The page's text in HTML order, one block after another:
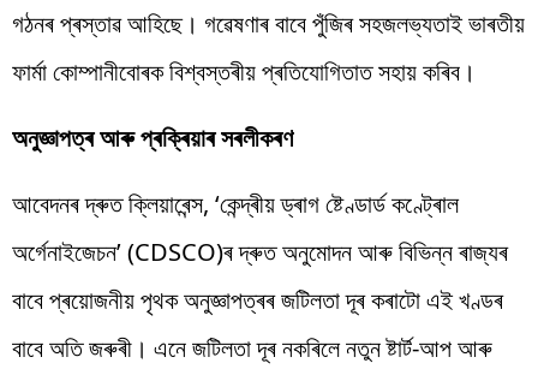
গঠনৰ প্ৰস্তাৱ আহিছে। গৱেষণাৰ বাবে পুঁজিৰ সহজলভ্যতাই ভাৰতীয়
ফাৰ্মা কোম্পানীবোৰক বিশ্বস্তৰীয় প্ৰতিযোগিতাত সহায় কৰিব।
অনুজ্ঞাপত্ৰ আৰু প্ৰক্ৰিয়াৰ সৰলীকৰণ
আবেদনৰ দ্ৰুত ক্লিয়াৰেন্স, ‘কেন্দ্ৰীয় ড্ৰাগ ষ্টেণ্ডাৰ্ড কণ্ট্ৰোল
অৰ্গেনাইজেচন’ (CDSCO)ৰ দ্ৰুত অনুমোদন আৰু বিভিন্ন ৰাজ্যৰ
বাবে প্ৰয়োজনীয় পৃথক অনুজ্ঞাপত্ৰৰ জটিলতা দূৰ কৰাটো এই খণ্ডৰ
বাবে অতি জৰুৰী। এনে জটিলতা দূৰ নকৰিলে নতুন ষ্টাৰ্ট-আপ আৰু